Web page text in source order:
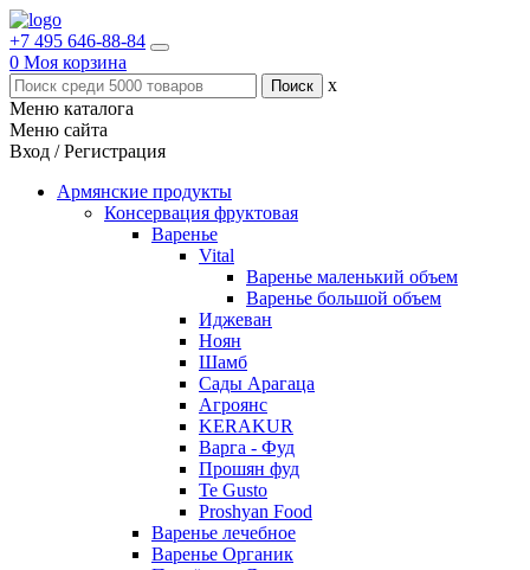
+7 495 646-88-84
0 Моя корзина
x
Меню каталога
Меню сайта
Вход / Регистрация
Армянские продукты
Консервация фруктовая
Варенье
Vital
Варенье маленький объем
Варенье большой объем
Иджеван
Ноян
Шамб
Сады Арагаца
Агроянс
KERAKUR
Варга - Фуд
Прошян фуд
Te Gusto
Proshyan Food
Варенье лечебное
Варенье Органик